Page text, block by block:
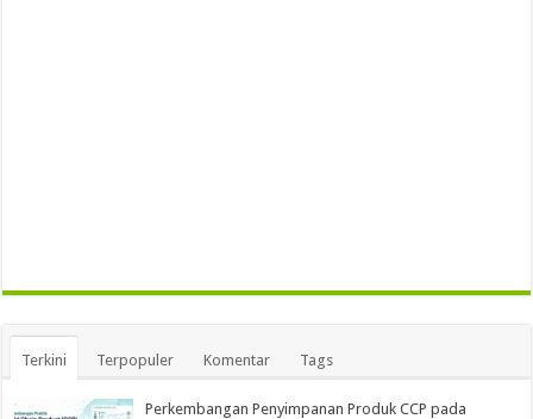
Terkini Terpopuler Komentar Tags
Perkembangan Penyimpanan Produk CCP pada